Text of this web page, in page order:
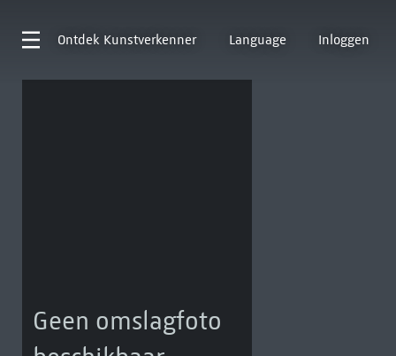
Ontdek Kunstverkenner Language Inloggen
Geen omslagfoto